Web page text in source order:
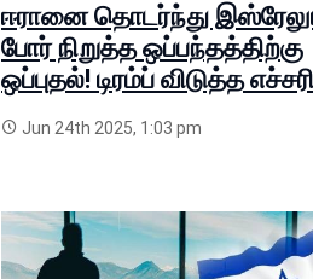
ஈரானை தொடர்ந்து
போர் நிறுத்த ஒப்பந்தத்திற்கு
ஒப்புதல்! டிரம்ப் விடுத்த
Jun 24th 2025, 1:03 pm